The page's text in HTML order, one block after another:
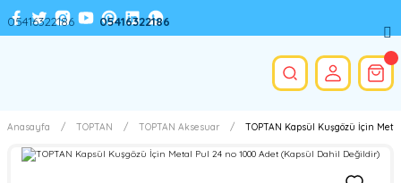
Anasayfa TOPTAN TOPTAN Aksesuar TOPTAN Kapsül Kuşgözü İçin
05416322186 05416322186